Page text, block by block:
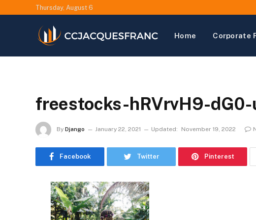
Thursday, August 6
Home Corporate
freestocks-hRVrvH9-dG0-
By Django January 22, 2021 Updated: November 19, 2022
Facebook Twitter Pinterest